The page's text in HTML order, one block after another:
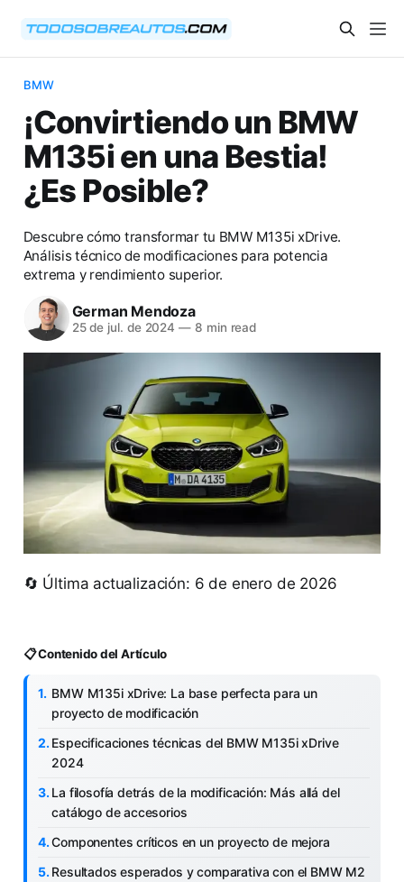
BMW
¡Convirtiendo un BMW
M135i en una Bestia!
¿Es Posible?
Descubre cómo transformar tu BMW M135i xDrive.
Análisis técnico de modificaciones para potencia
extrema y rendimiento superior.
German Mendoza
25 de jul. de 2024 — 8 min read
🔄 Última actualización: 6 de enero de 2026
📋 Contenido del Artículo
BMW M135i xDrive: La base perfecta para un
proyecto de modificación
Especificaciones técnicas del BMW M135i xDrive
2024
La filosofía detrás de la modificación: Más allá del
catálogo de accesorios
Componentes críticos en un proyecto de mejora
Resultados esperados y comparativa con el BMW M2